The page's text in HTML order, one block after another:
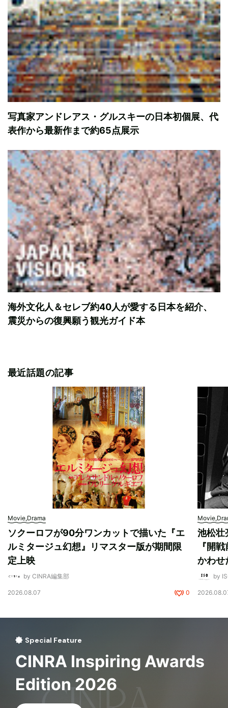
写真家アンドレアス・グルスキーの日本初個展、代
表作から最新作まで約65点展示
海外文化人＆セレブ約40人が愛する日本を紹介、
震災からの復興願う観光ガイド本
最近話題の記事
Movie,Drama
ソクーロフが90分ワンカットで描いた『エ
ルミタージュ幻想』リマスター版が期間限
定上映
by CINRA編集部
2026.08.07 0
池松壮
『開
かわせ
by
Special Feature
CINRA Inspiring Awards
Edition 2026